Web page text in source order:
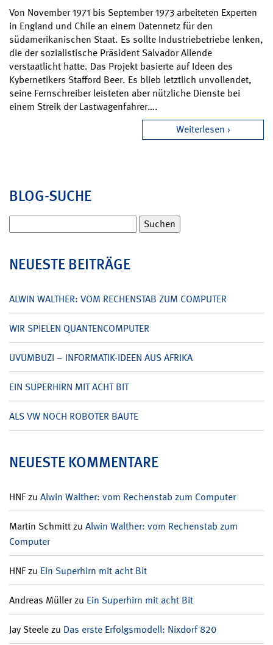
Von November 1971 bis September 1973 arbeiteten Experten
in England und Chile an einem Datennetz für den
südamerikanischen Staat. Es sollte Industriebetriebe lenken,
die der sozialistische Präsident Salvador Allende
verstaatlicht hatte. Das Projekt basierte auf Ideen des
Kybernetikers Stafford Beer. Es blieb letztlich unvollendet,
seine Fernschreiber leisteten aber nützliche Dienste bei
einem Streik der Lastwagenfahrer….
Weiterlesen
BLOG-SUCHE
nach:
NEUESTE BEITRÄGE
ALWIN WALTHER: VOM RECHENSTAB ZUM COMPUTER
WIR SPIELEN QUANTENCOMPUTER
UVUMBUZI – INFORMATIK-IDEEN AUS AFRIKA
EIN SUPERHIRN MIT ACHT BIT
ALS VW NOCH ROBOTER BAUTE
NEUESTE KOMMENTARE
HNFzu Alwin Walther: vom Rechenstab zum Computer
Martin Schmittzu Alwin Walther: vom Rechenstab zum
Computer
HNFzu Ein Superhirn mit acht Bit
Andreas Müllerzu Ein Superhirn mit acht Bit
Jay Steelezu Das erste Erfolgsmodell: Nixdorf 820